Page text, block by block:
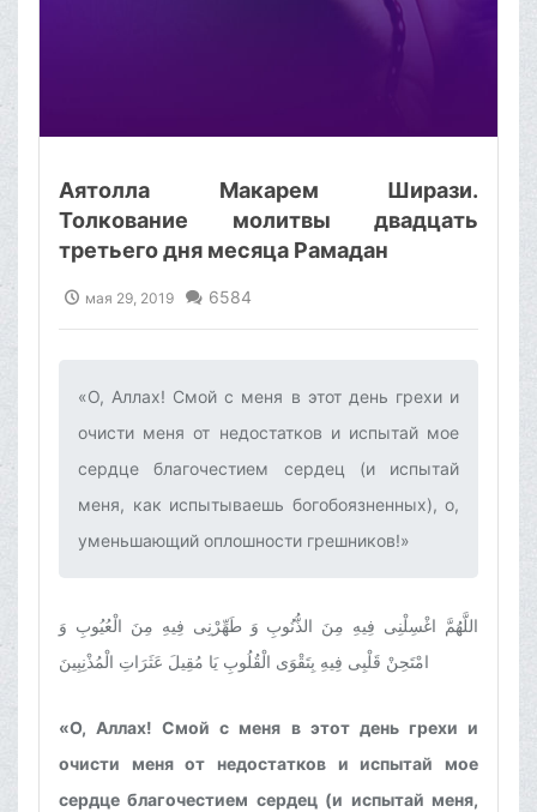
Аятолла Макарем Ширази.
Толкование молитвы двадцать
третьего дня месяца Рамадан
мая 29, 2019 6584
«О, Аллах! Смой с меня в этот день грехи и
очисти меня от недостатков и испытай мое
сердце благочестием сердец (и испытай
меня, как испытываешь богобоязненных), о,
уменьшающий оплошности грешников!» ‌
اللَّهُمَّ اغْسِلْنِى فِيهِ مِنَ الذُّنُوبِ وَ طَهِّرْنِى فِيهِ مِنَ الْعُيُوبِ وَ
امْتَحِنْ قَلْبِى فِيهِ بِتَقْوَى الْقُلُوبِ يَا مُقِيلَ عَثَرَاتِ الْمُذْنِبِينَ
«О, Аллах! Смой с меня в этот день грехи и
очисти меня от недостатков и испытай мое
сердце благочестием сердец (и испытай меня,